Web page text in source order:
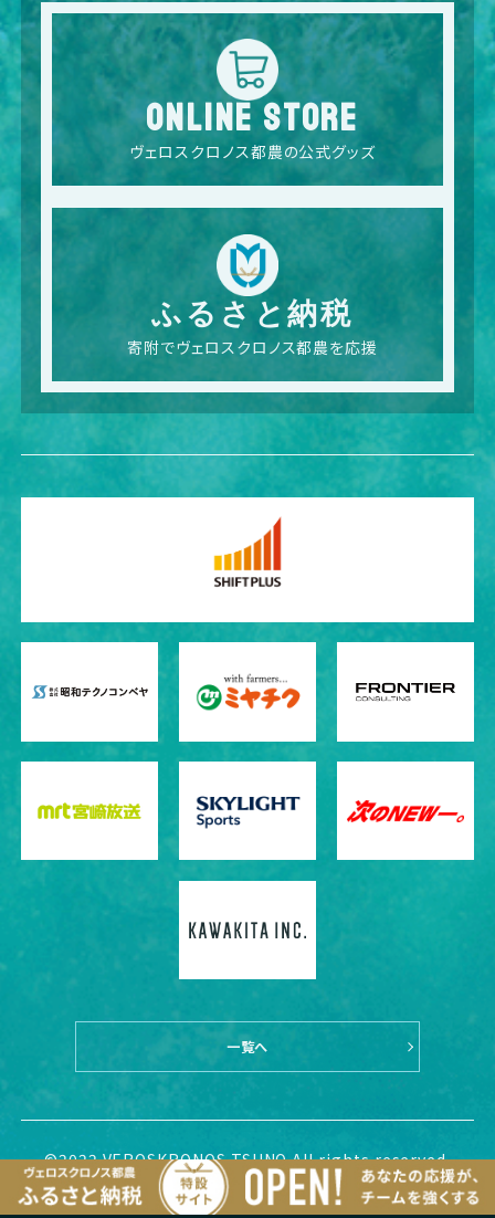
ONLINE STORE
ヴェロスクロノス都農の公式グッズ
ふるさと納税
寄附でヴェロスクロノス都農を応援
一覧へ
©2022 VEROSKRONOS TSUNO All rights reserved.